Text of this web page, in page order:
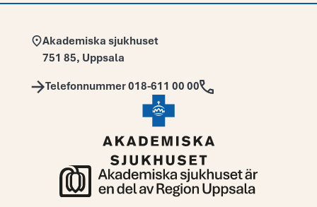
Adress:
Akademiska sjukhuset
751 85, Uppsala
Telefon:
Telefonnummer 018-611 00 00